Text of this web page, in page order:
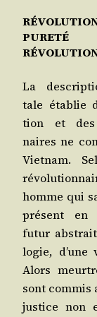
PURETÉ
La
tale éta­blie
tion et
naires ne
Viet­nam.
homme qui
pré­sent en
futur
lo­gie, d’une
Alors
sont com­mis
jus­tice non